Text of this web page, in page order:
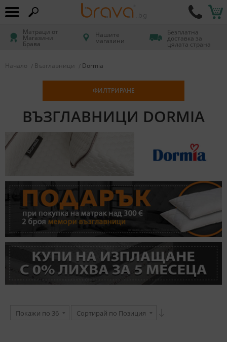
Матраци от
Магазини
Брава
Нашите
магазини
Безплатна
доставка за
цялата страна
Начало Възглавници Dormia
ВЪЗГЛАВНИЦИ DORMIA
Покажи по 36 Сортирай по Позиция
ФИЛТРИРАНЕ